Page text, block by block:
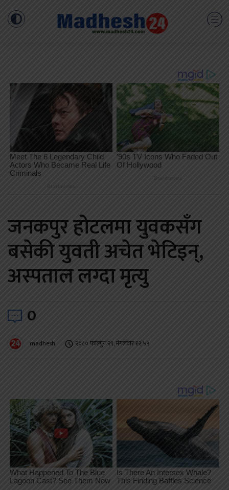
जनकपुर होटलमा युवकसँग
बसेकी युवती अचेत भेटिइन्,
अस्पताल लग्दा मृत्यु
0
madhesh २०८० फाल्गुन २९, मंगलवार १२:५५